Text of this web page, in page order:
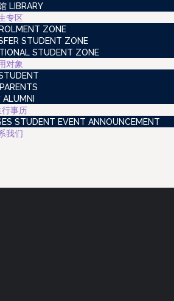
LIBRARY
专区
ZONE
STUDENT ZONE
STUDENT ZONE
对象
行事历
STUDENT EVENT ANNOUNCEMENT
我们